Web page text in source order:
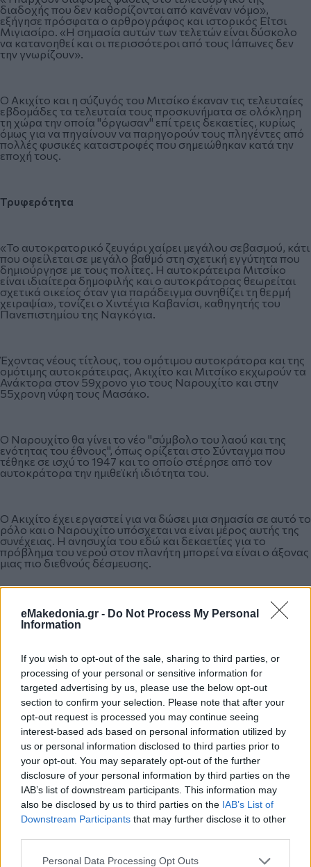
eMakedonia.gr - Do Not Process My Personal
Information
If you wish to opt-out of the sale, sharing to third parties, or
processing of your personal or sensitive information for
targeted advertising by us, please use the below opt-out
section to confirm your selection. Please note that after your
opt-out request is processed you may continue seeing
interest-based ads based on personal information utilized by
us or personal information disclosed to third parties prior to
your opt-out. You may separately opt-out of the further
disclosure of your personal information by third parties on the
IAB’s list of downstream participants. This information may
also be disclosed by us to third parties on the IAB’s List of
Downstream Participants that may further disclose it to other
Please note that this website/app uses one or more Google
Personal Data Processing Opt Outs
διαδοχής που δεν καθορίζονται από κανέναν νόμο»,
εξήγησε πρόσφατα ο αρθρογράφος και ιστορικός Εΐτσι
Μιγιασίρο. «Η σημασία αυτών των τελετών είναι δύσκολο
να κατανοηθεί και οι περισσότεροι από τους Ιάπωνες δεν
την γνωρίζουν».
Ο Ακιχίτο και η σύζυγός του Μιτσίκο έκαναν τις τελευταίες
εβδομάδες τα τελευταία τους προσκυνήματα σε ολόκληρη
τη χώρα την οποία "όργωσαν" επί τρεις δεκαετίες, κυρίως
όμως για να πηγαίνουν να παρηγορούν τους πληγέντες από
πολλές φυσικές καταστροφές που σημειώθηκαν κατά την
εποχή τους.
Τρυφερότητα
«Το αυτοκρατορικό ζευγάρι χαίρει μεγάλου σεβασμού, κάτι
που οφείλεται σε μεγάλο βαθμό στη σχετική εγγύτητα που
δημιούργησε με τους πολίτες. Η αυτοκράτειρα Μιτσίκο
είναι ιδιαίτερα δημοφιλής και ο αυτοκράτορας θεωρείται
σχετικά οικείος όταν για παράδειγμα συνηθίζει τη θερμή
χειραψία», τονίζει ο Χιντέγια Καβανίσι, καθηγητής του
Πανεπιστημίου της Ναγκόγια.
Έχοντας νέους τίτλους, του ομότιμου αυτοκράτορα και της
ομότιμης αυτοκράτειρας, Ακιχίτο και Μιτσίκο εκχωρούν τα
Ανάκτορα στον 59χρονο γιο τους Ναρουχίτο και στην
55χρονη νύφη τους Μασάκο.
Ο Ναρουχίτο θα γίνει το νέο "σύμβολο του λαού και της
ενότητας του έθνους", όπως ορίζεται στο Σύνταγμα που
τέθηκε σε ισχύ το 1947 και το οποίο στέρησε από τον
αυτοκράτορα την ημιθεϊκή ιδιότητα του.
Ο Ακιχίτο έχει εργαστεί για να δώσει μια σημασία σε αυτό το
ρόλο και ο Ναρουχίτο υπόσχεται να είναι μέρος αυτής της
συνέχειας. Η ανησυχία του εδώ και δεκαετίες για το
πρόβλημα του νερού στον πλανήτη μπορεί να είναι ο άξονας
μιας πιο διεθνούς δέσμευσης.
ΑΠΕ/ΜΠΕ
αναζήτηση τηςGoogle
Πρόσθεσέ το στηνGoogle